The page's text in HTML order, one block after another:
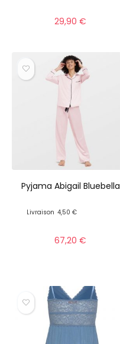
29,90€
Pyjama Abigail Bluebella
Livraison 4,50 €
67,20€